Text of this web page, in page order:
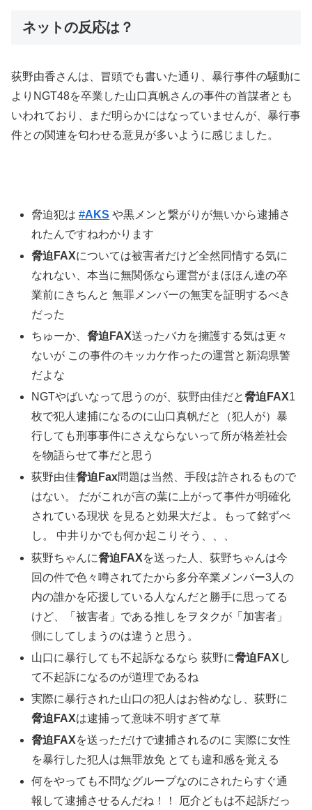
ネットの反応は？
荻野由香さんは、冒頭でも書いた通り、暴行事件の騒動に
よりNGT48を卒業した山口真帆さんの事件の首謀者とも
いわれており、まだ明らかにはなっていませんが、暴行事
件との関連を匂わせる意見が多いように感じました。
脅迫犯は#AKS や黒メンと繋がりが無いから逮捕さ
れたんですねわかります
脅迫FAXについては被害者だけど全然同情する気に
なれない、本当に無関係なら運営がまほほん達の卒
業前にきちんと 無罪メンバーの無実を証明するべき
だった
ちゅーか、脅迫FAX送ったバカを擁護する気は更々
ないが この事件のキッカケ作ったの運営と新潟県警
だよな
NGTやばいなって思うのが、荻野由佳だと脅迫FAX1
枚で犯人逮捕になるのに山口真帆だと（犯人が）暴
行しても刑事事件にさえならないって所が格差社会
を物語らせて事だと思う
荻野由佳脅迫Fax問題は当然、手段は許されるもので
はない。 だがこれが言の葉に上がって事件が明確化
されている現状 を見ると効果大だよ。もって銘ずべ
し。 中井りかでも何か起こりそう、、、
荻野ちゃんに脅迫FAXを送った人、荻野ちゃんは今
回の件で色々噂されてたから多分卒業メンバー3人の
内の誰かを応援している人なんだと勝手に思ってる
けど、「被害者」である推しをヲタクが「加害者」
側にしてしまうのは違うと思う。
山口に暴行しても不起訴なるなら 荻野に脅迫FAX し
て不起訴になるのが道理であるね
実際に暴行された山口の犯人はお咎めなし、荻野に
脅迫FAXは逮捕って意味不明すぎて草
脅迫FAXを送っただけで逮捕されるのに 実際に女性
を暴行した犯人は無罪放免 とても違和感を覚える
何をやっても不問なグループなのにされたらすぐ通
報して逮捕させるんだね！！ 厄介どもは不起訴だっ